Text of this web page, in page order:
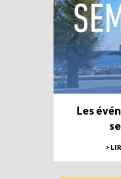
Les
>